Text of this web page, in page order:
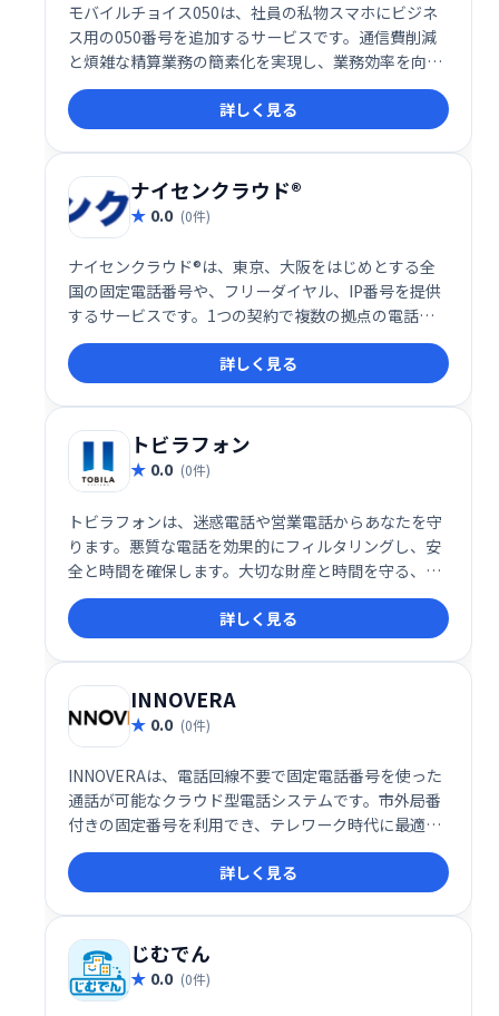
モバイルチョイス050は、社員の私物スマホにビジネ
ス用の050番号を追加するサービスです。通信費削減
と煩雑な精算業務の簡素化を実現し、業務効率を向上
させます。 社員の利便性と企業のコスト削減を両立
し、スマートなビジネスコミュニケーションを支援し
ます。
詳しく見る
ナイセンクラウド®
0.0 (0件)
ナイセンクラウド®は、東京、大阪をはじめとする全
国の固定電話番号や、フリーダイヤル、IP番号を提供
するサービスです。1つの契約で複数の拠点の電話番
号を統合管理でき、業務の効率化に貢献します。
詳しく見る
トビラフォン
0.0 (0件)
トビラフォンは、迷惑電話や営業電話からあなたを守
ります。悪質な電話を効果的にフィルタリングし、安
全と時間を確保します。大切な財産と時間を守る、安
心の迷惑電話対策サービスです。
詳しく見る
INNOVERA
0.0 (0件)
INNOVERAは、電話回線不要で固定電話番号を使った
通話が可能なクラウド型電話システムです。市外局番
付きの固定番号を利用でき、テレワーク時代に最適な
柔軟なコミュニケーション環境を提供します。
詳しく見る
じむでん
0.0 (0件)